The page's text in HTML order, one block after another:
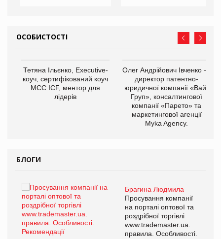
ОСОБИСТОСТІ
Тетяна Ільєнко, Executive-
коуч, сертифікований коуч
МСС ICF, ментор для
лідерів
Олег Андрійович Івченко —
директор патентно-
юридичної компанії «Вайз
Груп», консалтингової
компанії «Парето» та
маркетингової агенції
Myka Agency.
БЛОГИ
Брагина Людмила
Просування компанії
на порталі оптової та
роздрібної торгівлі
www.trademaster.ua.
правила. Особливості.